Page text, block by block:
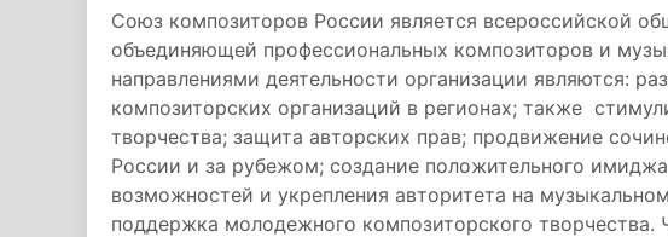
Союз композиторов России является всероссийской
объединяющей профессиональных композиторов и
направлениями деятельности организации являются:
композиторских организаций в регионах; также
творчества; защита авторских прав; продвижение
России и за рубежом; создание положительного
возможностей и укрепления авторитета на
поддержка молодежного композиторского творчества.